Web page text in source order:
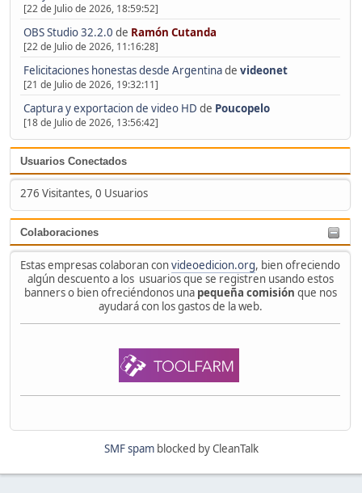
[22 de Julio de 2026, 18:59:52]
OBS Studio 32.2.0 de Ramón Cutanda
[22 de Julio de 2026, 11:16:28]
Felicitaciones honestas desde Argentinade videonet
[21 de Julio de 2026, 19:32:11]
Captura y exportacion de video HD de Poucopelo
[18 de Julio de 2026, 13:56:42]
Usuarios Conectados
276 Visitantes, 0 Usuarios
Colaboraciones
Estas empresas colaboran convideoedicion.org, bien ofreciendo
algún descuento a los usuarios que se registren usando estos
banners o bien ofreciéndonos una pequeña comisión que nos
ayudará con los gastos de la web.
SMF spamblocked by CleanTalk